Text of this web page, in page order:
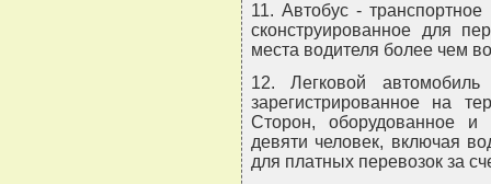
11. Автобус -
сконструированное для
места водителя более чем
12. Легковой
зарегистрированное на
Сторон, оборудованное и
девяти человек, включая
для платных перевозок за